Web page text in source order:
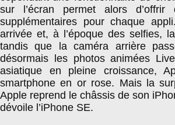
sur l’écran permet alors d’offrir
supplémentaires pour chaque
arrivée et, à l’époque des selfies,
tandis que la caméra arrière
désormais les photos animées
asiatique en pleine croissance,
smartphone en or rose. Mais la
Apple reprend le châssis de son
dévoile l’iPhone SE.